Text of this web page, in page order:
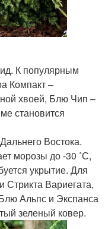
К популярным
Компакт –
хвоей, Блю Чип –
становится
Востока.
морозы до -30 ˚С,
укрытие. Для
Стрикта Вариегата,
Альпс и Экспанса
зеленый ковер.